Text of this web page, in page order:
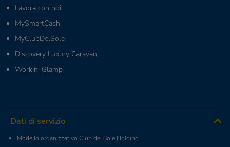
Lavora con noi
MySmartCash
MyClubDelSole
Discovery Luxury Caravan
Workin' Glamp
Dati di servizio
Modello organizzativo Club del Sole Holding